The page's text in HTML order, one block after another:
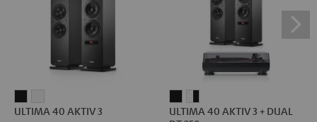
40 40
ULTIMA 40 AKTIV 3
40 40
ULTIMA 40 AKTIV 3 + DUAL